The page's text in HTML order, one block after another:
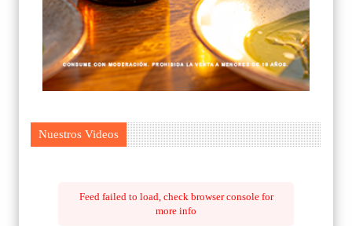
Nuestros Videos
Feed failed to load, check browser console for
more info